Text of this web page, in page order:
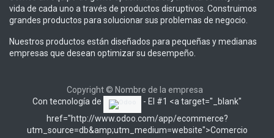
vida de cada uno a través de productos disruptivos. Construimos
grandes productos para solucionar sus problemas de negocio.
Nuestros productos están diseñados para pequeñas y medianas
empresas que desean optimizar su desempeño.
Copyright © Nombre de la empresa
Con tecnología de
- El #1 <a target="_blank"
href="http://www.odoo.com/app/ecommerce?
utm_source=db&amp;utm_medium=website">Comercio